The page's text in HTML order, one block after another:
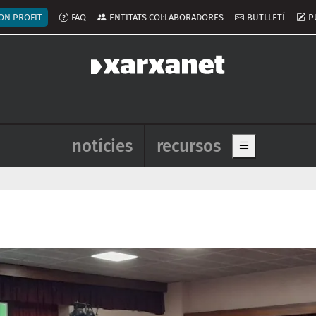
del compte d'usuari
PROFIT FAQ ENTITATS COL·LABORADORES BUTLLETÍ
Navegació principal de
notícies recursos Show main